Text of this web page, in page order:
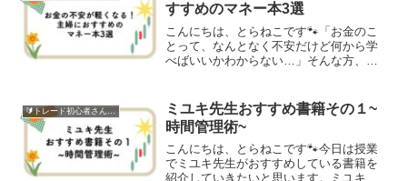
すすめのマネー本3選
こんにちは、とらねこです🐾「お金のこ
とって、なんとなく不安だけど何から学
べばいいかわからない…」そんな方、多
ジがあってなかなか手が伸びませんでし
た。でも読んでみたら、「...
ミユキ先生おすすめ書籍その１~
時間管理術~
こんにちは、とらねこです🐾今日は授業
でミユキ先生がおすすめしている書籍を
紹介していきたいと思います。ミユキ先